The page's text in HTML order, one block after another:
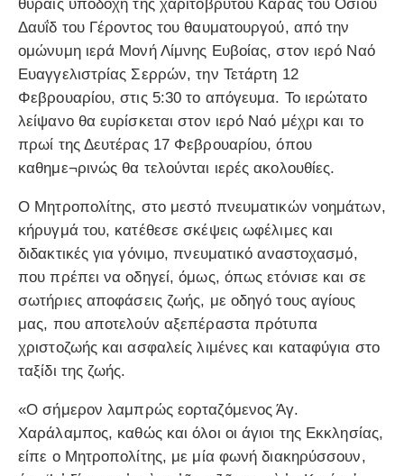
θύραις υποδοχή της χαριτοβρύτου Κάρας του Οσίου
Δαυΐδ του Γέροντος του θαυματουργού, από την
ομώνυμη ιερά Μονή Λίμνης Ευβοίας, στον ιερό Ναό
Ευαγγελιστρίας Σερρών, την Τετάρτη 12
Φεβρουαρίου, στις 5:30 το απόγευμα. Το ιερώτατο
λείψανο θα ευρίσκεται στον ιερό Ναό μέχρι και το
πρωί της Δευτέρας 17 Φεβρουαρίου, όπου
καθημε¬ρινώς θα τελούνται ιερές ακολουθίες.
Ο Μητροπολίτης, στο μεστό πνευματικών νοημάτων,
κήρυγμά του, κατέθεσε σκέψεις ωφέλιμες και
διδακτικές για γόνιμο, πνευματικό αναστοχασμό,
που πρέπει να οδηγεί, όμως, όπως ετόνισε και σε
σωτήριες αποφάσεις ζωής, με οδηγό τους αγίους
μας, που αποτελούν αξεπέραστα πρότυπα
χριστοζωής και ασφαλείς λιμένες και καταφύγια στο
ταξίδι της ζωής.
«Ο σήμερον λαμπρώς εορταζόμενος Άγ.
Χαράλαμπος, καθώς και όλοι οι άγιοι της Εκκλησίας,
είπε ο Μητροπολίτης, με μία φωνή διακηρύσσουν,